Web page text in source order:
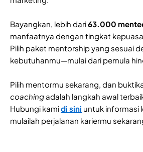
Bayangkan, lebih dari63.000
manfaatnya dengan tingkat
Pilih paket mentorship yang sesuai
kebutuhanmu—mulai dari pemula
Pilih mentormu sekarang, dan
coachingadalah langkah awal
Hubungi kamidi sini untuk informasi
mulailah perjalanan kariermu